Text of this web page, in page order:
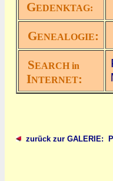
GEDENKTAG:
GENEALOGIE:
SEARCH in
INTERNET:
zurück zur GALERIE: